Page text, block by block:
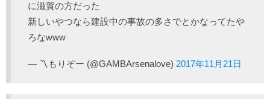
に滋賀の方だった
新しいやつなら建設中の事故の多さでとかなってたや
ろなwww
— 〽️もりぞー (@GAMBArsenalove) 2017年11月21日